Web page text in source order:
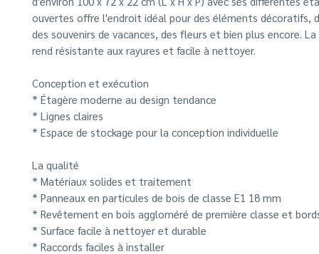
ouvertes offre l'endroit idéal pour des éléments décoratifs,
des souvenirs de vacances, des fleurs et bien plus encore.
rend résistante aux rayures et facile à nettoyer.
Conception et exécution
* Étagère moderne au design tendance
* Lignes claires
* Espace de stockage pour la conception individuelle
La qualité
* Matériaux solides et traitement
* Panneaux en particules de bois de classe E1 18 mm
* Revêtement en bois aggloméré de première classe et
* Surface facile à nettoyer et durable
* Raccords faciles à installer